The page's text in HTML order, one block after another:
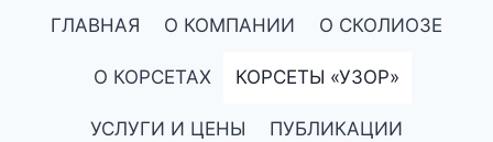
ГЛАВНАЯ О КОМПАНИИ О СКОЛИОЗЕ
О КОРСЕТАХ КОРСЕТЫ «УЗОР»
УСЛУГИ И ЦЕНЫ ПУБЛИКАЦИИ